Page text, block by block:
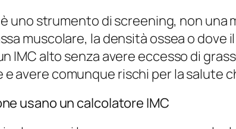
è uno strumento di screening, non
muscolare, la densità ossea o
IMC alto senza avere eccesso di
e avere comunque rischi per la salute
usano un calcolatore IMC